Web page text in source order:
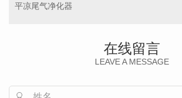
平凉尾气净化器
在线留言
LEAVE A MESSAGE